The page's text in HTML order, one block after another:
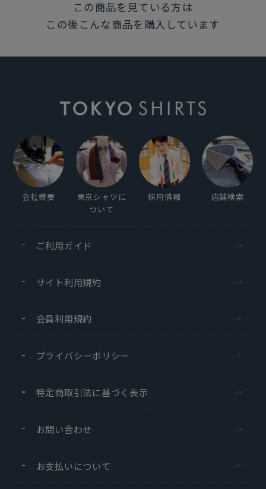
この商品を見ている方は
この後こんな商品を購入しています
会社概要
東京シャツに
ついて
採用情報 店舗検索
ご利用ガイド
サイト利用規約
会員利用規約
プライバシーポリシー
特定商取引法に基づく表示
お問い合わせ
お支払いについて